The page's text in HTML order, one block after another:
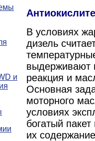
В условиях
дизель
выдерживают
реакция и
Основная
моторного
условиях
богатый
их
и